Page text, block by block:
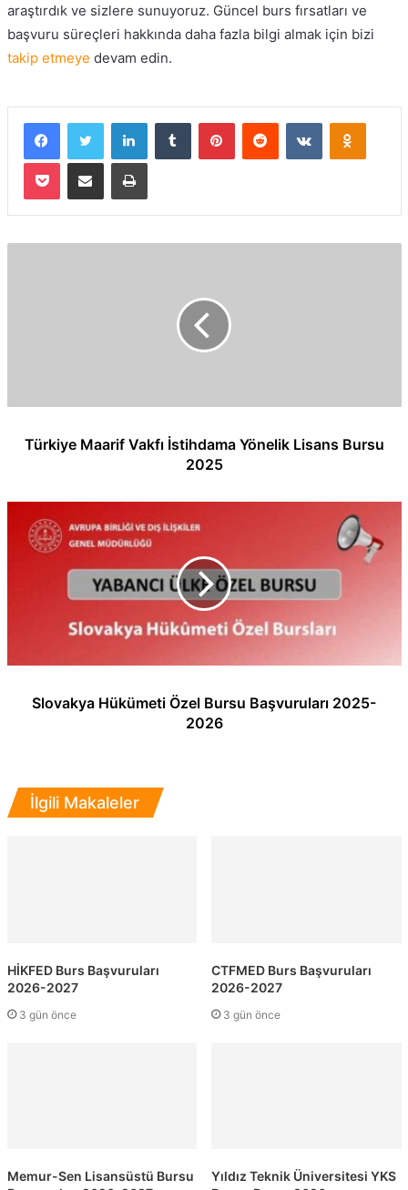
araştırdık ve sizlere sunuyoruz. Güncel burs fırsatları ve
başvuru süreçleri hakkında daha fazla bilgi almak için bizi
takip etmeye devam edin.
FacebookTwitter LinkedInTumblr PinterestReddit VKontakte
Pocket E-Posta ile paylaş Yazdır
Türkiye Maarif Vakfı İstihdama Yönelik Lisans Bursu
2025
Slovakya Hükümeti Özel Bursu Başvuruları 2025-
2026
İlgili Makaleler
HİKFED Burs Başvuruları
2026-2027
3 gün önce
CTFMED Burs Başvuruları
2026-2027
3 gün önce
Memur-Sen Lisansüstü Bursu
Yıldız Teknik Üniversitesi YKS